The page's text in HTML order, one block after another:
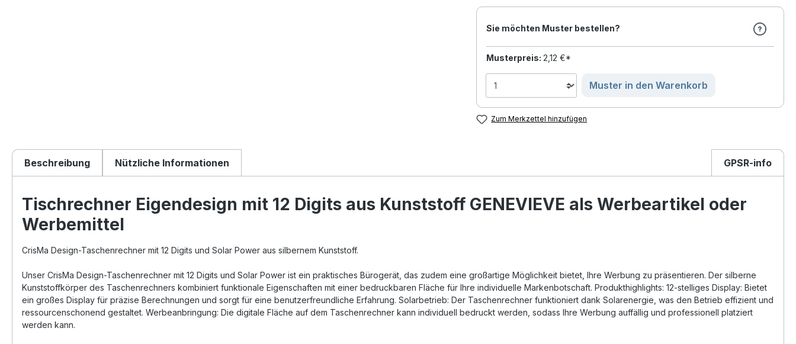
Sie möchten Muster bestellen?
Musterpreis: 2,12 €*
Muster in den Warenkorb
Zum Merkzettel hinzufügen
Beschreibung Nützliche Informationen GPSR-info
Tischrechner Eigendesign mit 12 Digits aus Kunststoff GENEVIEVE als Werbeartikel oder
Werbemittel
CrisMa Design-Taschenrechner mit 12 Digits und Solar Power aus silbernem Kunststoff.
Unser CrisMa Design-Taschenrechner mit 12 Digits und Solar Power ist ein praktisches Bürogerät, das zudem eine großartige Möglichkeit bietet, Ihre Werbung zu präsentieren. Der silberne
Kunststoffkörper des Taschenrechners kombiniert funktionale Eigenschaften mit einer bedruckbaren Fläche für Ihre individuelle Markenbotschaft. Produkthighlights: 12-stelliges Display: Bietet
ein großes Display für präzise Berechnungen und sorgt für eine benutzerfreundliche Erfahrung. Solarbetrieb: Der Taschenrechner funktioniert dank Solarenergie, was den Betrieb effizient und
ressourcenschonend gestaltet. Werbeanbringung: Die digitale Fläche auf dem Taschenrechner kann individuell bedruckt werden, sodass Ihre Werbung auffällig und professionell platziert
werden kann.